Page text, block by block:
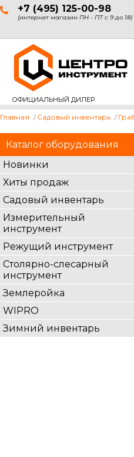
+7 (495) 125-00-98
(интернет магазин ПН - ПТ с 9 до 18)
ОФИЦИАЛЬНЫЙ ДИЛЕР
Каталог оборудования
Новинки
Хиты продаж
Садовый инвентарь
Измерительный
инструмент
Режущий инструмент
Столярно-слесарный
инструмент
Землеройка
WIPRO
Зимний инвентарь
Главная Садовый инвентарь